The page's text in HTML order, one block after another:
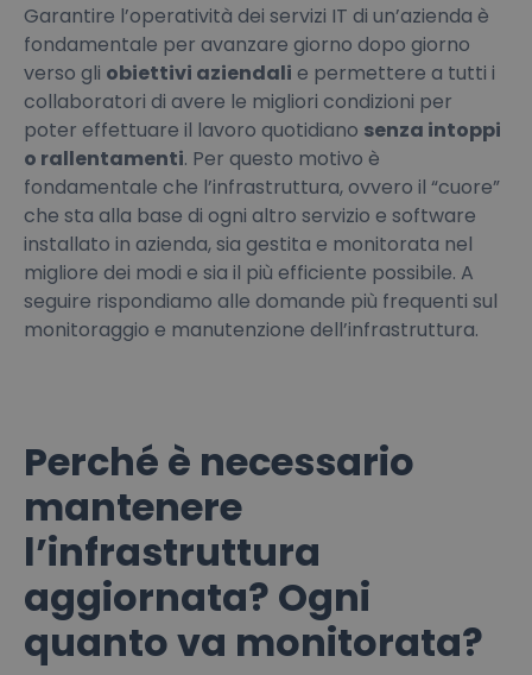
Garantire l’operatività dei servizi IT di un’azienda è
fondamentale per avanzare giorno dopo giorno
verso gli obiettivi aziendali e permettere a tutti i
collaboratori di avere le migliori condizioni per
poter effettuare il lavoro quotidiano senza intoppi
o rallentamenti. Per questo motivo è
fondamentale che l’infrastruttura, ovvero il “cuore”
che sta alla base di ogni altro servizio e software
installato in azienda, sia gestita e monitorata nel
migliore dei modi e sia il più efficiente possibile. A
seguire rispondiamo alle domande più frequenti sul
monitoraggio e manutenzione dell’infrastruttura.
Perché è necessario
mantenere
l’infrastruttura
aggiornata? Ogni
quanto va monitorata?